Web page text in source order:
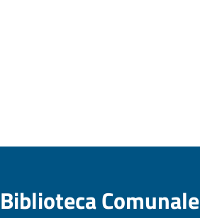
Biblioteca